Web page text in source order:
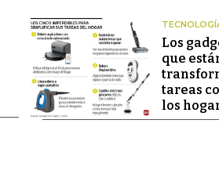
Los
que
tareas
los